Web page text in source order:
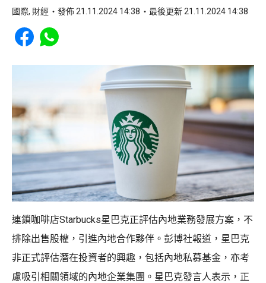
國際, 財經 發佈 21.11.2024 14:38 最後更新 21.11.2024 14:38
Share to Facebook
Share to WhatsApp
連鎖咖啡店Starbucks星巴克正評估內地業務發展方案，不
排除出售股權，引進內地合作夥伴。彭博社報道，星巴克
非正式評估潛在投資者的興趣，包括內地私募基金，亦考
慮吸引相關領域的內地企業集團。星巴克發言人表示，正